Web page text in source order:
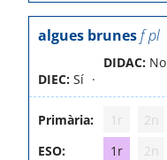
algues brunesf pl
DIEC: Sí
DIDAC: No
Primària: 1r 2n
ESO:
1r 2n